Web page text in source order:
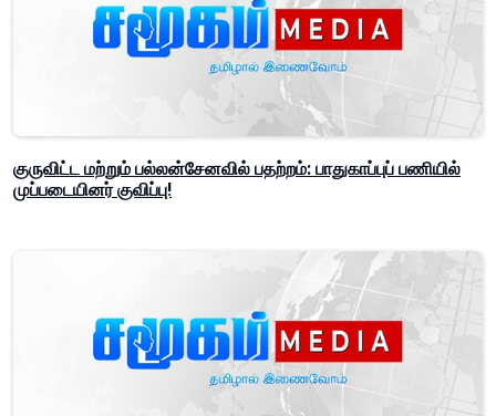
குருவிட்ட மற்றும் பல்லன்சேனவில் பதற்றம்: பாதுகாப்புப் பணியில்
முப்படையினர் குவிப்பு!